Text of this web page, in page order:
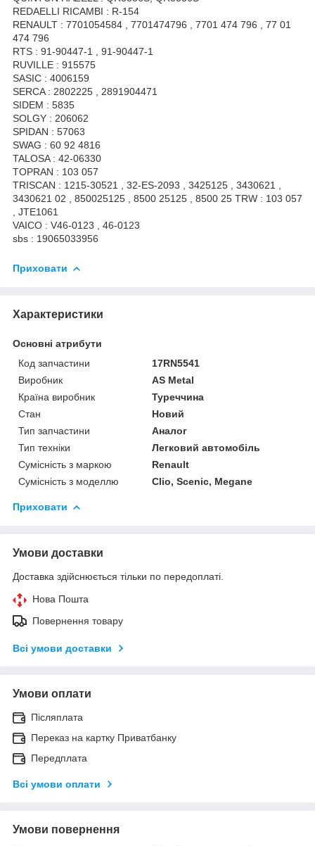
REDAELLI RICAMBI : R-154
RENAULT : 7701054584 , 7701474796 , 7701 474 796 , 77 01
474 796
RTS : 91-90447-1 , 91-90447-1
RUVILLE : 915575
SASIC : 4006159
SERCA : 2802225 , 2891904471
SIDEM : 5835
SOLGY : 206062
SPIDAN : 57063
SWAG : 60 92 4816
TALOSA : 42-06330
TOPRAN : 103 057
TRISCAN : 1215-30521 , 32-ES-2093 , 3425125 , 3430621 ,
3430621 02 , 850025125 , 8500 25125 , 8500 25 TRW : 103 057
, JTE1061
VAICO : V46-0123 , 46-0123
sbs : 19065033956
Приховати
Характеристики
Основні атрибути
Код запчастини
17RN5541
Виробник
AS Metal
Країна виробник
Туреччина
Стан
Новий
Тип запчастини
Аналог
Тип техніки
Легковий автомобіль
Сумісність з маркою
Renault
Сумісність з моделлю
Clio, Scenic, Megane
Приховати
Умови доставки
Доставка здійснюється тільки по передоплаті.
Нова Пошта
Повернення товару
Всі умови доставки
Умови оплати
Післяплата
Переказ на картку Приватбанку
Передплата
Всі умови оплати
Умови повернення